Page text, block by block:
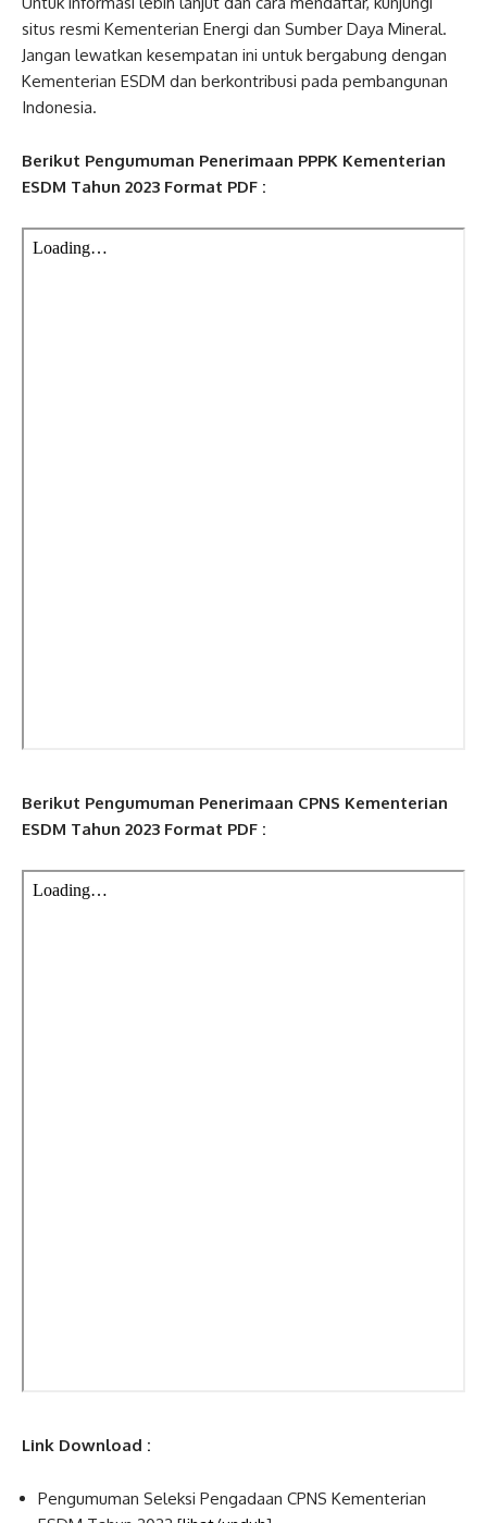
situs resmi Kementerian Energi dan Sumber Daya Mineral.
Jangan lewatkan kesempatan ini untuk bergabung dengan
Kementerian ESDM dan berkontribusi pada pembangunan
Indonesia.
Berikut Pengumuman Penerimaan PPPK Kementerian
ESDM Tahun 2023 Format PDF :
Berikut Pengumuman Penerimaan CPNS Kementerian
ESDM Tahun 2023 Format PDF :
Link Download :
Pengumuman Seleksi Pengadaan CPNS Kementerian